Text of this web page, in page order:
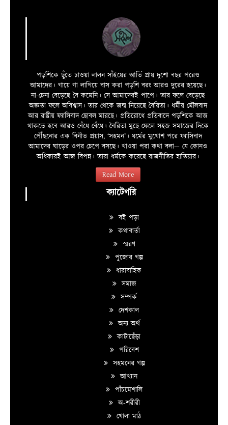
পড়শিকে ছুঁতে চাওয়া লালন সাঁইয়ের আর্তি প্রায় দুশো বছর পরেও
আমাদের। গায়ে গা লাগিয়ে বাস করা পড়শি বরং আরও দুরের হয়েছে।
না-চেনা বেড়েছে বৈ কমেনি। সে আমাদেরই পাপে। তার ফলে বেড়েছে
অজ্ঞতা ফলে অবিশ্বাস। তার থেকে জন্ম নিয়েছে বৈরিতা। ধর্মীয় মৌলবাদ
আর রাষ্ট্রীয় ফ্যাসিবাদ ছোবল মারছে। প্রতিরোধে প্রতিবাদে পড়শিকে আজ
থাকতে হবে আরও বেঁধে বেঁধে। বৈরিতা মুছে ফেলে সহজ সমাজের দিকে
পৌঁছনোর এক বিনীত প্রয়াস, ‘সহমন’। ধর্মের মুখোশ পরে ফ্যাসিবাদ
আমাদের ঘাড়ের ওপর চেপে বসছে। খাওয়া পরা কথা বলা—­­ যে কোনও
অধিকারই আজ বিপন্ন। তারা ধর্মকে করেছে রাজনীতির হাতিয়ার।
Read More
ক্যাটেগরি
বই পড়া
কথাবার্তা
স্মরণ
পুজোর গল্প
ধারাবাহিক
সমাজ
সম্পর্ক
দেশকাল
অন্য অর্থ
কাটাছেঁড়া
পরিবেশ
সহমনের গল্প
আখ্যান
পাঁচমেশালি
অ-শরীরী
খোলা মাঠ